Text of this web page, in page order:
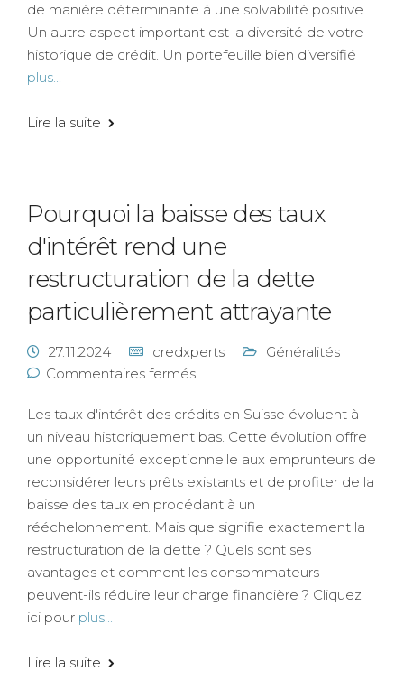
de manière déterminante à une solvabilité positive.
Un autre aspect important est la diversité de votre
historique de crédit. Un portefeuille bien diversifié
plus...
Lire la suite
Pourquoi la baisse des taux
d'intérêt rend une
restructuration de la dette
particulièrement attrayante
27.11.2024 credxperts
Généralités
Commentaires fermés
Les taux d'intérêt des crédits en Suisse évoluent à
un niveau historiquement bas. Cette évolution offre
une opportunité exceptionnelle aux emprunteurs de
reconsidérer leurs prêts existants et de profiter de la
baisse des taux en procédant à un
rééchelonnement. Mais que signifie exactement la
restructuration de la dette ? Quels sont ses
avantages et comment les consommateurs
peuvent-ils réduire leur charge financière ? Cliquez
ici pour plus...
Lire la suite